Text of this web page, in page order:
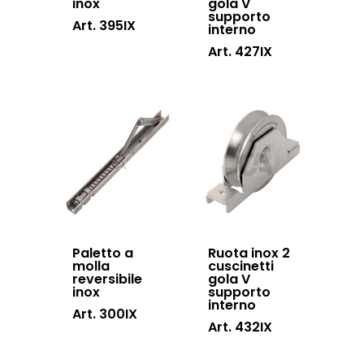
Art. 395IX
supporto
interno
Art. 427IX
Paletto a
molla
reversibile
inox
Art. 300IX
Ruota inox 2
cuscinetti
gola V
supporto
interno
Art. 432IX